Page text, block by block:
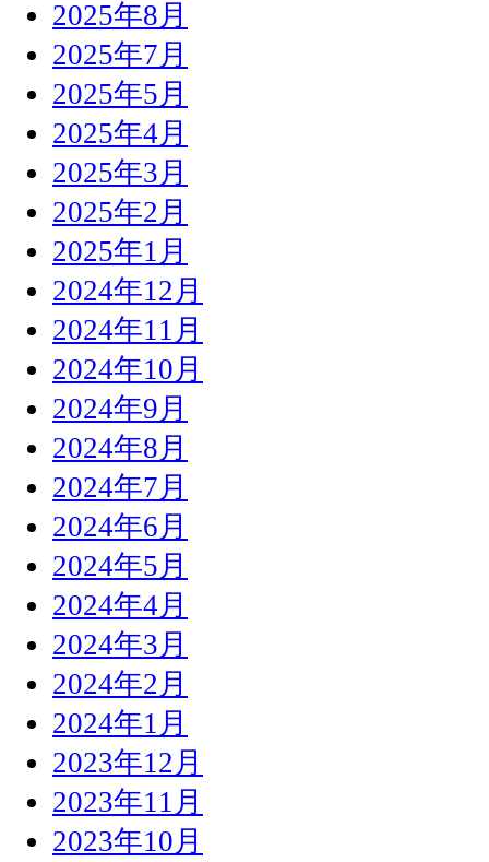
2025年8月
2025年7月
2025年5月
2025年4月
2025年3月
2025年2月
2025年1月
2024年12月
2024年11月
2024年10月
2024年9月
2024年8月
2024年7月
2024年6月
2024年5月
2024年4月
2024年3月
2024年2月
2024年1月
2023年12月
2023年11月
2023年10月